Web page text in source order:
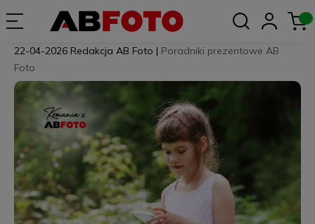
22-04-2026 Redakcja AB Foto | Poradniki prezentowe AB
Foto